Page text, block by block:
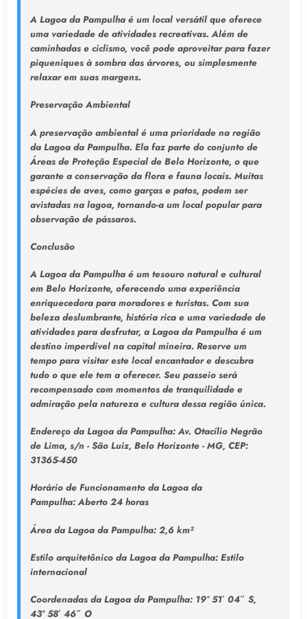
A Lagoa da Pampulha é um local versátil que oferece
uma variedade de atividades recreativas. Além de
caminhadas e ciclismo, você pode aproveitar para fazer
piqueniques à sombra das árvores, ou simplesmente
relaxar em suas margens.
Preservação Ambiental
A preservação ambiental é uma prioridade na região
da Lagoa da Pampulha. Ela faz parte do conjunto de
Áreas de Proteção Especial de Belo Horizonte, o que
garante a conservação da flora e fauna locais. Muitas
espécies de aves, como garças e patos, podem ser
avistadas na lagoa, tornando-a um local popular para
observação de pássaros.
Conclusão
A Lagoa da Pampulha é um tesouro natural e cultural
em Belo Horizonte, oferecendo uma experiência
enriquecedora para moradores e turistas. Com sua
beleza deslumbrante, história rica e uma variedade de
atividades para desfrutar, a Lagoa da Pampulha é um
destino imperdível na capital mineira. Reserve um
tempo para visitar este local encantador e descubra
tudo o que ele tem a oferecer. Seu passeio será
recompensado com momentos de tranquilidade e
admiração pela natureza e cultura dessa região única.
Endereço da Lagoa da Pampulha: Av. Otacílio Negrão
de Lima, s/n - São Luiz, Belo Horizonte - MG, CEP:
31365-450
Horário de Funcionamento da Lagoa da
Pampulha:Aberto 24 horas
Área da Lagoa da Pampulha:2,6 km²
Estilo arquitetônico da Lagoa da Pampulha:Estilo
internacional
Coordenadas da Lagoa da Pampulha:19° 51′ 04″ S,
43° 58′ 46″ O